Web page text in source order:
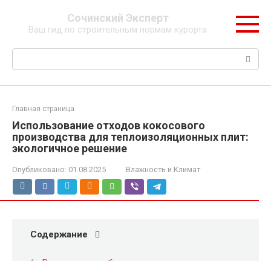
контенту
Сочинский Эксперт
Ваш гид по строительным нормам курорта
Поиск:
Главная страница
Использование отходов кокосового
производства для теплоизоляционных плит:
экологичное решение
Опубликовано: 01.08.2025 Влажность и Климат
Содержание